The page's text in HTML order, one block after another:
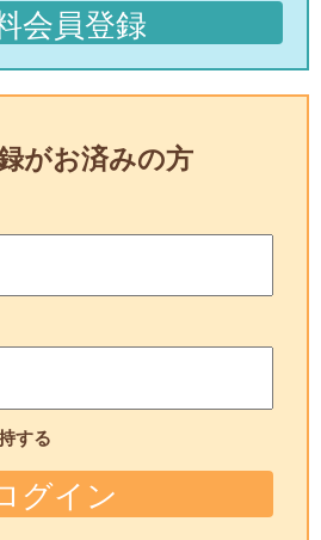
会員登録
がお済みの方
する